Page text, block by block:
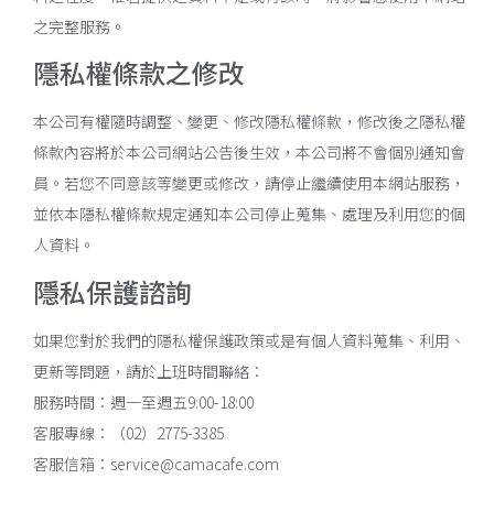
之完整服務。
隱私權條款之修改
本公司有權隨時調整、變更、修改隱私權條款，修改後之隱私權
條款內容將於本公司網站公告後生效，本公司將不會個別通知會
員。若您不同意該等變更或修改，請停止繼續使用本網站服務，
並依本隱私權條款規定通知本公司停止蒐集、處理及利用您的個
人資料。
隱私保護諮詢
如果您對於我們的隱私權保護政策或是有個人資料蒐集、利用、
更新等問題，請於上班時間聯絡：
服務時間：週一至週五9:00-18:00
客服專線：（02）2775-3385
客服信箱：service@camacafe.com